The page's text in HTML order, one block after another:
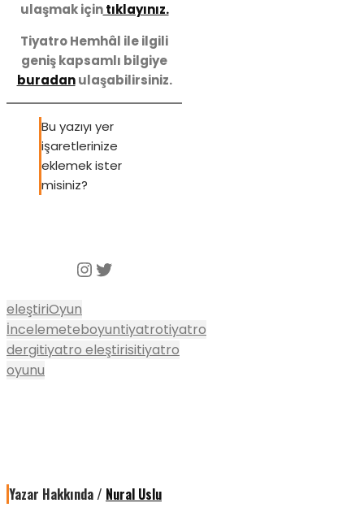
ulaşmak içintıklayınız.
Tiyatro Hemhâl ile ilgili
geniş kapsamlı bilgiye
buradanulaşabilirsiniz.
Bu yazıyı yer
işaretlerinize
eklemek ister
misiniz?
Instagram
Twitter
eleştiriOyun
İncelemeteboyuntiyatrotiyatro
dergitiyatro eleştirisitiyatro
oyunu
Yazar Hakkında / Nural Uslu